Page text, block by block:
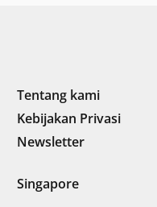
Tentang kami
Kebijakan Privasi
Newsletter
Singapore